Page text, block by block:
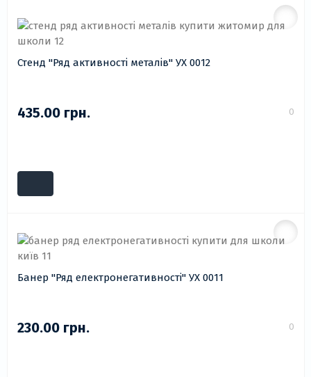
Стенд "Ряд активності металів" УХ 0012
435.00 грн. 0
Банер "Ряд електронегативності" УХ 0011
230.00 грн. 0